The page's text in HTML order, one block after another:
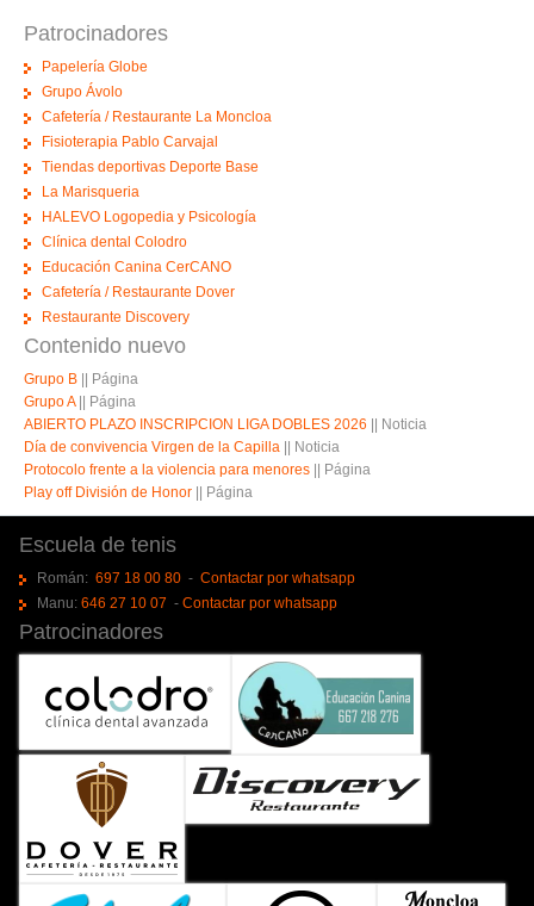
Patrocinadores
Papelería Globe
Grupo Ávolo
Cafetería / Restaurante La Moncloa
Fisioterapia Pablo Carvajal
Tiendas deportivas Deporte Base
La Marisqueria
HALEVO Logopedia y Psicología
Clínica dental Colodro
Educación Canina CerCANO
Cafetería / Restaurante Dover
Restaurante Discovery
Contenido nuevo
Grupo B
Página
Grupo A
Página
ABIERTO PLAZO INSCRIPCION LIGA DOBLES 2026
Noticia
Día de convivencia Virgen de la Capilla
Noticia
Protocolo frente a la violencia para menores
Página
Play off División de Honor
Página
Escuela de tenis
Román: 697 18 00 80- Contactar por whatsapp
Manu: 646 27 10 07 - Contactar por whatsapp
Patrocinadores